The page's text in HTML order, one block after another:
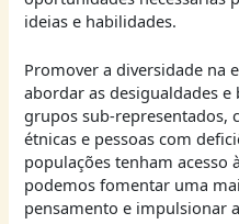
ideias e habilidades.
Promover a diversidade na
abordar as desigualdades
grupos sub-representados,
étnicas e pessoas com
populações tenham acesso
podemos fomentar uma
pensamento e impulsionar